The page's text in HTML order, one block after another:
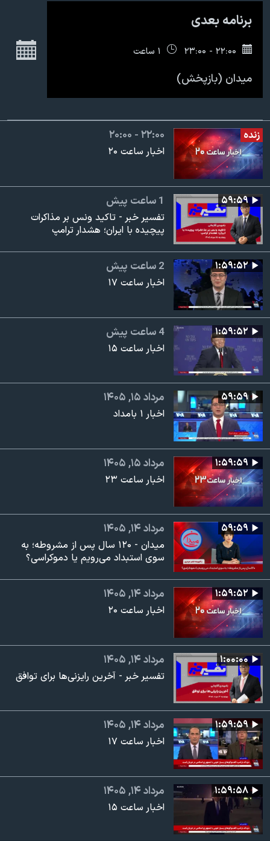
نرگس محمدی برنده جایزه نوبل صلح
همایش محافظه‌کاران آمریکا «سی‌پک»
برنامه بعدی
۲۲:۰۰ - ۲۳:۰۰ ۱ ساعت
میدان (بازپخش)
زنده ۲۰:۰۰ - ۲۲:۰۰
اخبار ساعت ۲۰
۵۹:۵۹ 1 ساعت پیش
تفسیر خبر - تاکید ونس بر مذاکرات
پیچیده با ایران؛ هشدار ترامپ
۱:۵۹:۵۲ 2 ساعت پیش
اخبار ساعت ۱۷
۱:۵۹:۵۲ 4 ساعت پیش
اخبار ساعت ۱۵
۵۹:۵۹ مرداد ۱۵, ۱۴۰۵
اخبار ۱ بامداد
۱:۵۹:۵۹ مرداد ۱۵, ۱۴۰۵
اخبار ساعت ۲۳
۵۹:۵۹ مرداد ۱۴, ۱۴۰۵
میدان - ۱۲۰ سال پس از مشروطه؛ به
سوی استبداد می‌رویم یا دموکراسی؟
۱:۵۹:۵۲ مرداد ۱۴, ۱۴۰۵
اخبار ساعت ۲۰
۱:۰۰:۰۰ مرداد ۱۴, ۱۴۰۵
تفسیر خبر - آخرین رایزنی‌ها برای توافق
۱:۵۹:۵۹ مرداد ۱۴, ۱۴۰۵
اخبار ساعت ۱۷
۱:۵۹:۵۸ مرداد ۱۴, ۱۴۰۵
اخبار ساعت ۱۵